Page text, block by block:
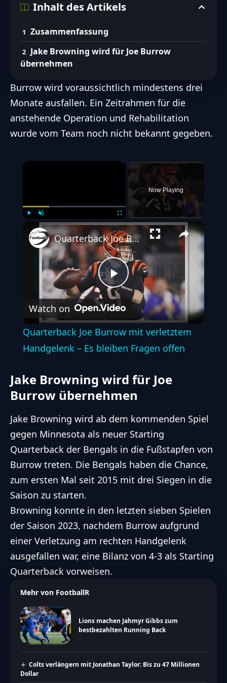
Lies den Artikel um noch mehr über
folgende Themen zu erfahren:
Jake Browning wird als neuer Starting
Quarterback eingesetzt.
White und Sean Clifford verpflichtet.
FootballR AI Services für barrierefreien Zugang zu den wichtigsten Football
Inhalten mit Hilfe von KI. Entdecke unsere Richtlinien zum ethischen Umgang mit
Inhalt des Artikels
Zusammenfassung
Jake Browning wird für Joe Burrow
übernehmen
Burrow wird voraussichtlich mindestens drei
Monate ausfallen. Ein Zeitrahmen für die
anstehende Operation und Rehabilitation
wurde vom Team noch nicht bekannt gegeben.
×
Unmute Fullscreen
Now Playing
Play
Video
Quarterback Joe Burrow mit verletztem Handgelenk – Es bleiben Fragen offen
Watch on
Quarterback Joe Burrow mit verletztem
Handgelenk – Es bleiben Fragen offen
Jake Browning wird für Joe
Burrow übernehmen
Jake Browning wird ab dem kommenden Spiel
gegen Minnesota als neuer Starting
Quarterback der Bengals in die Fußstapfen von
Burrow treten. Die Bengals haben die Chance,
zum ersten Mal seit 2015 mit drei Siegen in die
Saison zu starten.
Browning konnte in den letzten sieben Spielen
der Saison 2023, nachdem Burrow aufgrund
einer Verletzung am rechten Handgelenk
ausgefallen war, eine Bilanz von 4-3 als Starting
Quarterback vorweisen.
Mehr von FootballR
Lions machen Jahmyr Gibbs zum
bestbezahlten Running Back
Colts verlängern mit Jonathan Taylor: Bis zu 47 Millionen
Dollar